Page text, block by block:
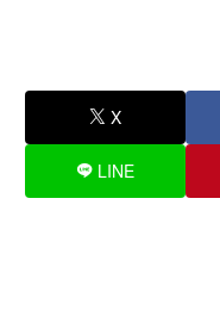
X
LINE